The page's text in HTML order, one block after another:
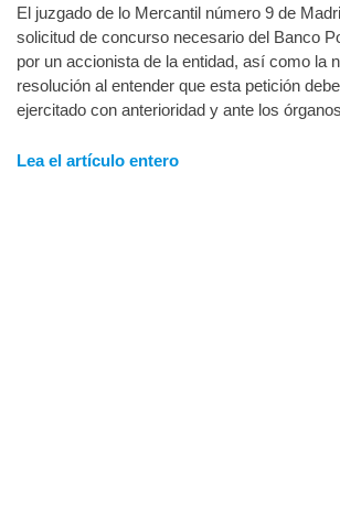
El juzgado de lo Mercantil número 9 de
solicitud de concurso necesario del Banco
por un accionista de la entidad, así como la
resolución al entender que esta petición
ejercitado con anterioridad y ante los
Lea el artículo entero